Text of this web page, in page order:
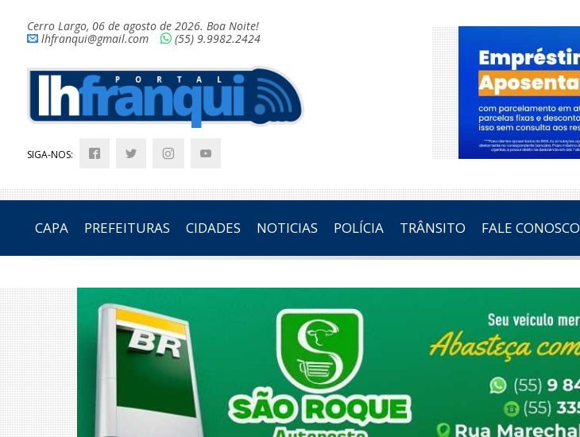
Cerro Largo, 06 de agosto de 2026. Boa Noite!
lhfranqui@gmail.com
(55) 9.9982.2424
SIGA-NOS:
CAPA PREFEITURAS CIDADES NOTICIAS POLÍCIA TRÂNSITO FALE CONOSCO